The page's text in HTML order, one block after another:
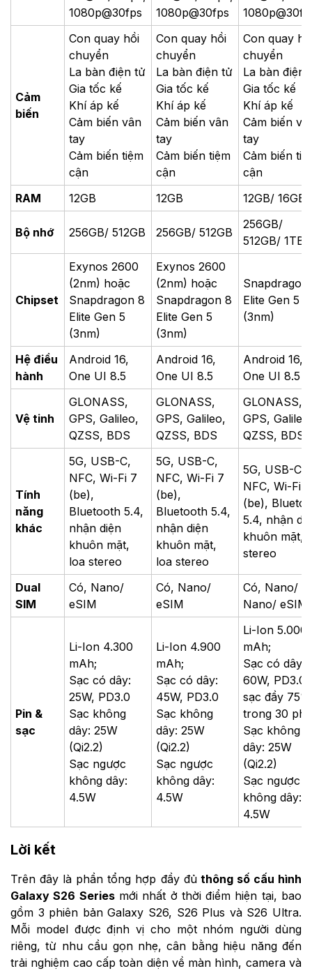
1080p@30fps
1080p@30fps
Cảm
biến
Con quay hồi
chuyển
La bàn điện tử
Gia tốc kế
Khí áp kế
Cảm biến vân
tay
Cảm biến tiệm
cận
Con quay hồi
chuyển
La bàn điện tử
Gia tốc kế
Khí áp kế
Cảm biến vân
tay
Cảm biến tiệm
cận
Con quay
chuyển
La bàn điện
Gia tốc kế
Khí áp kế
Cảm biến
tay
Cảm biến
cận
RAM
12GB 12GB 12GB/ 16GB
Bộ nhớ 256GB/ 512GB 256GB/ 512GB
256GB/
512GB/ 1TB
Chipset
Exynos 2600
(2nm) hoặc
Snapdragon 8
Elite Gen 5
(3nm)
Exynos 2600
(2nm) hoặc
Snapdragon 8
Elite Gen 5
(3nm)
Snapdragon
Elite Gen 5
(3nm)
Hệ điều
hành
Android 16,
One UI 8.5
Android 16,
One UI 8.5
Android 16,
One UI 8.5
Vệ tinh
GLONASS,
GPS, Galileo,
QZSS, BDS
GLONASS,
GPS, Galileo,
QZSS, BDS
GLONASS,
GPS,
QZSS, BDS
Tính
năng
khác
5G, USB-C,
NFC, Wi-Fi 7
(be),
Bluetooth 5.4,
nhận diện
khuôn mặt,
loa stereo
5G, USB-C,
NFC, Wi-Fi 7
(be),
Bluetooth 5.4,
nhận diện
khuôn mặt,
loa stereo
5G, USB-C,
NFC, Wi-Fi 7
(be),
5.4, nhận
khuôn mặt,
stereo
Dual
SIM
Có, Nano/
eSIM
Có, Nano/
eSIM
Có, Nano/
Nano/ eSIM
Pin &
sạc
Li-Ion 4.300
mAh;
Sạc có dây:
25W, PD3.0
Sạc không
dây: 25W
(Qi2.2)
Sạc ngược
không dây:
4.5W
Li-Ion 4.900
mAh;
Sạc có dây:
45W, PD3.0
Sạc không
dây: 25W
(Qi2.2)
Sạc ngược
không dây:
4.5W
Li-Ion 5.000
mAh;
Sạc có dây:
60W, PD3.0,
sạc đầy 75%
trong 30
Sạc không
dây: 25W
(Qi2.2)
Sạc ngược
không dây:
4.5W
Lời kết
Trên đây là phần tổng hợp đầy đủthông số cấu hình
Galaxy S26 Seriesmới nhất ở thời điểm hiện tại, bao
gồm 3 phiên bản Galaxy S26, S26 Plus và S26 Ultra.
Mỗi model được định vị cho một nhóm người dùng
riêng, từ nhu cầu gọn nhẹ, cân bằng hiệu năng đến
trải nghiệm cao cấp toàn diện về màn hình, camera và